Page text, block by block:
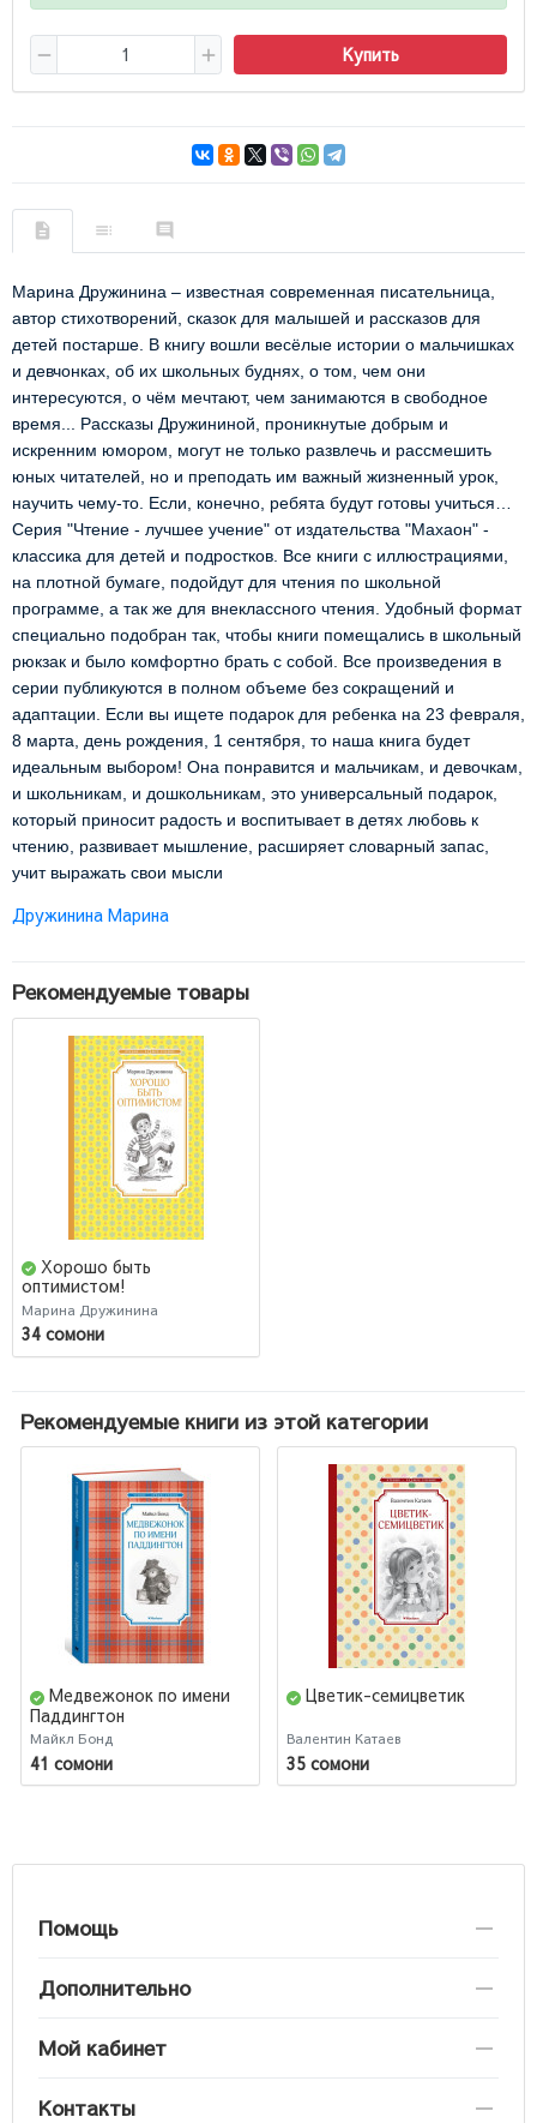
Купить
Марина Дружинина – известная современная писательница,
автор стихотворений, сказок для малышей и рассказов для
детей постарше. В книгу вошли весёлые истории о мальчишках
и девчонках, об их школьных буднях, о том, чем они
интересуются, о чём мечтают, чем занимаются в свободное
время... Рассказы Дружининой, проникнутые добрым и
искренним юмором, могут не только развлечь и рассмешить
юных читателей, но и преподать им важный жизненный урок,
научить чему-то. Если, конечно, ребята будут готовы учиться…
Серия "Чтение - лучшее учение" от издательства "Махаон" -
классика для детей и подростков. Все книги с иллюстрациями,
на плотной бумаге, подойдут для чтения по школьной
программе, а так же для внеклассного чтения. Удобный формат
специально подобран так, чтобы книги помещались в школьный
рюкзак и было комфортно брать с собой. Все произведения в
серии публикуются в полном объеме без сокращений и
адаптации. Если вы ищете подарок для ребенка на 23 февраля,
8 марта, день рождения, 1 сентября, то наша книга будет
идеальным выбором! Она понравится и мальчикам, и девочкам,
и школьникам, и дошкольникам, это универсальный подарок,
который приносит радость и воспитывает в детях любовь к
чтению, развивает мышление, расширяет словарный запас,
учит выражать свои мысли
Дружинина Марина
Рекомендуемые товары
Хорошо быть
оптимистом!
Марина Дружинина
34 сомони
Рекомендуемые книги из этой категории
Медвежонок по имени
Паддингтон
Майкл Бонд
41 сомони
Цветик-семицветик
Валентин Катаев
35 сомони
Помощь
Дополнительно
Мой кабинет
Контакты